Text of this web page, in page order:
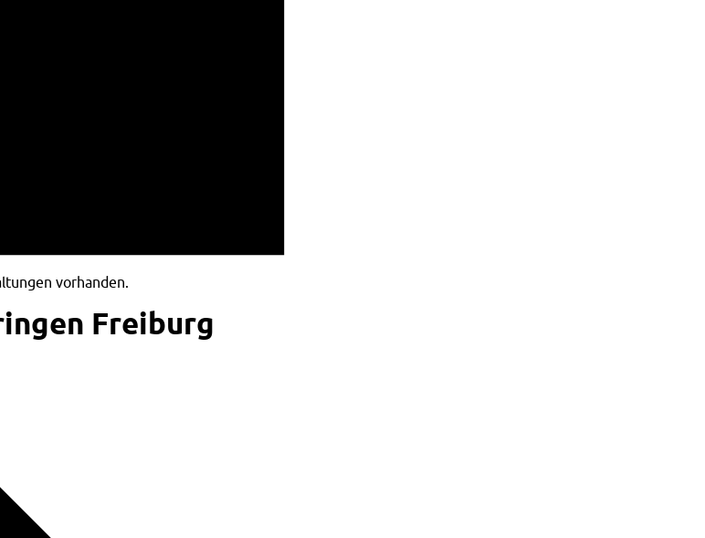
vorhanden.
Freiburg